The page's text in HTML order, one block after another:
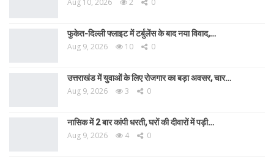
Aug 10, 2026 2 0
फुकेत-दिल्ली फ्लाइट में टर्बुलेंस के बाद नया विवाद,…
Aug 9, 2026 10 0
उत्तराखंड में युवाओं के लिए रोजगार का बड़ा अवसर, चार…
Aug 9, 2026 3 0
नासिक में 2 बार कांपी धरती, घरों की दीवारों में पड़ी…
Aug 9, 2026 4 0